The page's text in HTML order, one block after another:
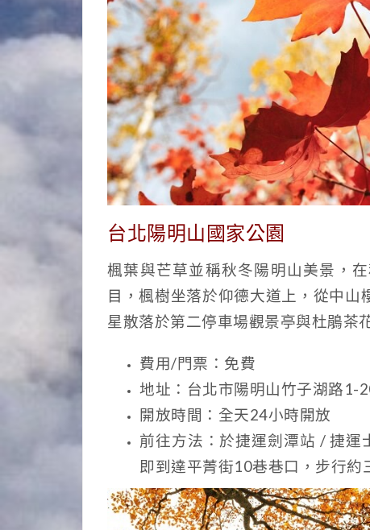
台北陽明山國家公園
楓葉與芒草並稱秋冬陽明山美景，
目，楓樹坐落於仰德大道上，從中
星散落於第二停車場觀景亭與杜鵑茶
費用/門票：免費
地址：台北市陽明山竹子湖路1-
開放時間：全天24小時開放
前往方法：於捷運劍潭站 / 捷運
即到達平菁街10巷巷口，步行約